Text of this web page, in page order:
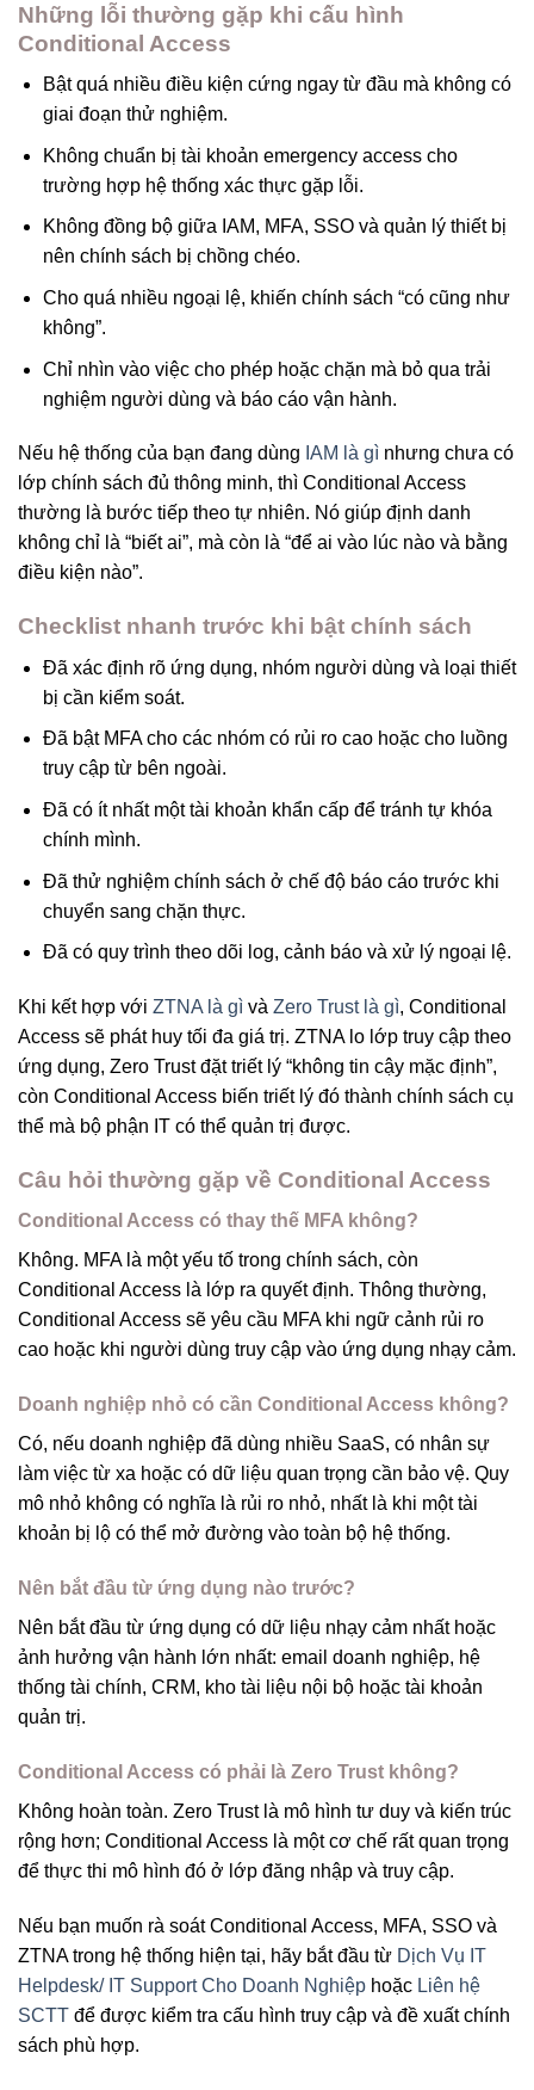
Những lỗi thường gặp khi cấu hình
Conditional Access
Bật quá nhiều điều kiện cứng ngay từ đầu mà không có
giai đoạn thử nghiệm.
Không chuẩn bị tài khoản emergency access cho
trường hợp hệ thống xác thực gặp lỗi.
Không đồng bộ giữa IAM, MFA, SSO và quản lý thiết bị
nên chính sách bị chồng chéo.
Cho quá nhiều ngoại lệ, khiến chính sách “có cũng như
không”.
Chỉ nhìn vào việc cho phép hoặc chặn mà bỏ qua trải
nghiệm người dùng và báo cáo vận hành.
Nếu hệ thống của bạn đang dùng IAM là gì nhưng chưa có
lớp chính sách đủ thông minh, thì Conditional Access
thường là bước tiếp theo tự nhiên. Nó giúp định danh
không chỉ là “biết ai”, mà còn là “để ai vào lúc nào và bằng
điều kiện nào”.
Checklist nhanh trước khi bật chính sách
Đã xác định rõ ứng dụng, nhóm người dùng và loại thiết
bị cần kiểm soát.
Đã bật MFA cho các nhóm có rủi ro cao hoặc cho luồng
truy cập từ bên ngoài.
Đã có ít nhất một tài khoản khẩn cấp để tránh tự khóa
chính mình.
Đã thử nghiệm chính sách ở chế độ báo cáo trước khi
chuyển sang chặn thực.
Đã có quy trình theo dõi log, cảnh báo và xử lý ngoại lệ.
Khi kết hợp với ZTNA là gì và Zero Trust là gì, Conditional
Access sẽ phát huy tối đa giá trị. ZTNA lo lớp truy cập theo
ứng dụng, Zero Trust đặt triết lý “không tin cậy mặc định”,
còn Conditional Access biến triết lý đó thành chính sách cụ
thể mà bộ phận IT có thể quản trị được.
Câu hỏi thường gặp về Conditional Access
Conditional Access có thay thế MFA không?
Không. MFA là một yếu tố trong chính sách, còn
Conditional Access là lớp ra quyết định. Thông thường,
Conditional Access sẽ yêu cầu MFA khi ngữ cảnh rủi ro
cao hoặc khi người dùng truy cập vào ứng dụng nhạy cảm.
Doanh nghiệp nhỏ có cần Conditional Access không?
Có, nếu doanh nghiệp đã dùng nhiều SaaS, có nhân sự
làm việc từ xa hoặc có dữ liệu quan trọng cần bảo vệ. Quy
mô nhỏ không có nghĩa là rủi ro nhỏ, nhất là khi một tài
khoản bị lộ có thể mở đường vào toàn bộ hệ thống.
Nên bắt đầu từ ứng dụng nào trước?
Nên bắt đầu từ ứng dụng có dữ liệu nhạy cảm nhất hoặc
ảnh hưởng vận hành lớn nhất: email doanh nghiệp, hệ
thống tài chính, CRM, kho tài liệu nội bộ hoặc tài khoản
quản trị.
Conditional Access có phải là Zero Trust không?
Không hoàn toàn. Zero Trust là mô hình tư duy và kiến trúc
rộng hơn; Conditional Access là một cơ chế rất quan trọng
để thực thi mô hình đó ở lớp đăng nhập và truy cập.
Nếu bạn muốn rà soát Conditional Access, MFA, SSO và
ZTNA trong hệ thống hiện tại, hãy bắt đầu từ Dịch Vụ IT
Helpdesk/ IT Support Cho Doanh Nghiệp hoặc Liên hệ
SCTT để được kiểm tra cấu hình truy cập và đề xuất chính
sách phù hợp.